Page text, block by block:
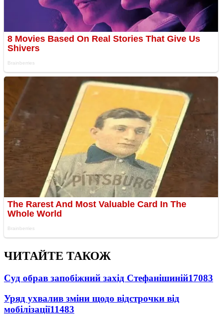
ЧИТАЙТЕ ТАКОЖ
Суд обрав запобіжний захід Стефанішиній17083
Уряд ухвалив зміни щодо відстрочки від
мобілізації11483